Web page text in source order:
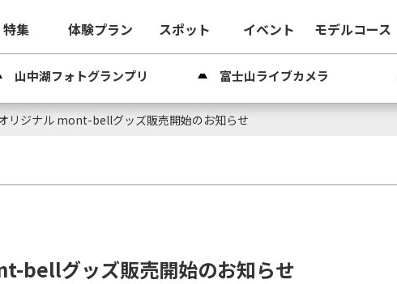
特集 体験プラン スポット イベント モデルコース
山中湖フォトグランプリ 富士山ライブカメラ
リジナル mont-bellグッズ販売開始のお知らせ
bellグッズ販売開始のお知らせ